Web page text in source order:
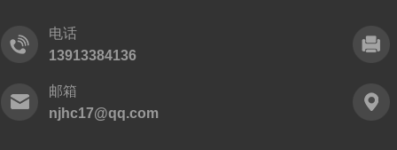
电话
13913384136
邮箱
njhc17@qq.com